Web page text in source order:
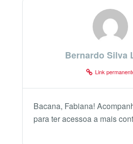
Bernardo Silva
Link
Bacana, Fabiana!
para ter acessoa a mais